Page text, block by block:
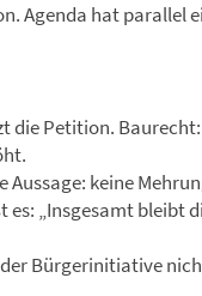
Agenda hat parallel
die Petition.
keine
es: „Insgesamt bleibt
Bürgerinitiative